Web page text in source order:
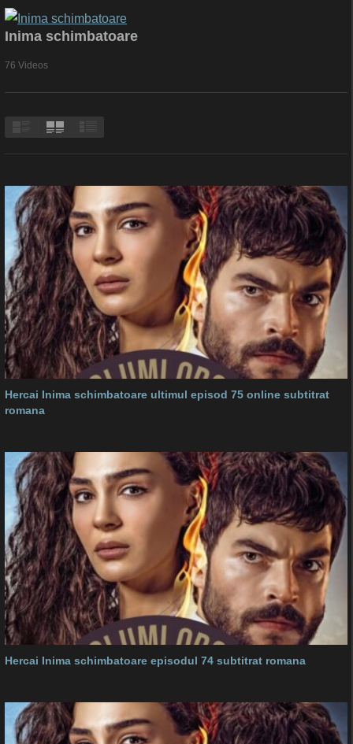
Inima schimbatoare
76 Videos
Hercai Inima schimbatoare ultimul episod 75 online subtitrat
romana
Hercai Inima schimbatoare episodul 74 subtitrat romana